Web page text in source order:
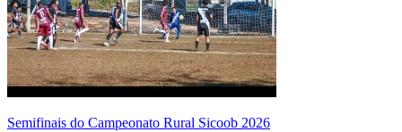
Semifinais do Campeonato Rural Sicoob 2026